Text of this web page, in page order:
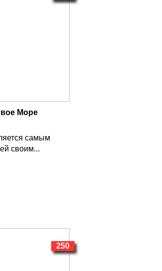
Море
самым
своим...
250